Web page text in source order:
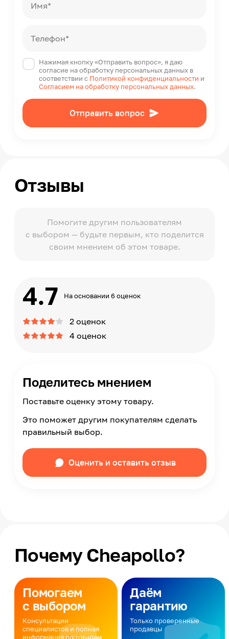
Имя*
Телефон*
Нажимая кнопку «Отправить вопрос», я даю
согласие на обработку персональных данных в
соответствии с Политикой конфиденциальности и
Согласием на обработку персональных данных.
Отправить вопрос
Отзывы
Помогите другим пользователям
с выбором — будьте первым, кто поделится
своим мнением об этом товаре.
4.7 На основании 6 оценок
2 оценок
4 оценок
Поделитесь мнением
Поставьте оценку этому товару.
Это поможет другим покупателям сделать
правильный выбор.
Оценить и оставить отзыв
Почему Cheapollo?
Помогаем
с выбором
Консультации
специалистов и полная
информация по товарам
Даём
гарантию
Только проверенные
продавцы